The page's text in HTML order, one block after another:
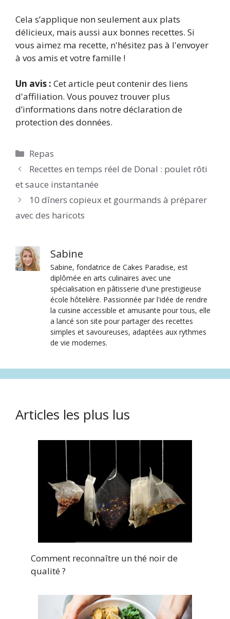
Cela s’applique non seulement aux plats
délicieux, mais aussi aux bonnes recettes. Si
vous aimez ma recette, n'hésitez pas à l'envoyer
à vos amis et votre famille !
Un avis : Cet article peut contenir des liens
d'affiliation. Vous pouvez trouver plus
d’informations dans notre déclaration de
protection des données.
Catégories
Repas
Recettes en temps réel de Donal : poulet rôti
et sauce instantanée
10 dîners copieux et gourmands à préparer
avec des haricots
Sabine
Sabine, fondatrice de Cakes Paradise, est
diplômée en arts culinaires avec une
spécialisation en pâtisserie d'une prestigieuse
école hôtelière. Passionnée par l'idée de rendre
la cuisine accessible et amusante pour tous, elle
a lancé son site pour partager des recettes
simples et savoureuses, adaptées aux rythmes
de vie modernes.
Articles les plus lus
Comment reconnaître un thé noir de
qualité ?